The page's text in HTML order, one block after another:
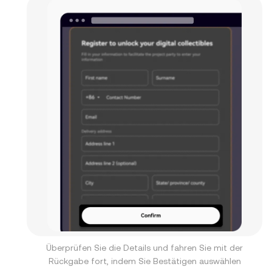
Überprüfen Sie die Details und fahren Sie mit der
Rückgabe fort, indem Sie Bestätigen auswählen